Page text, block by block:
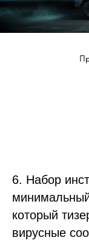
6. Набор
который
вирусные